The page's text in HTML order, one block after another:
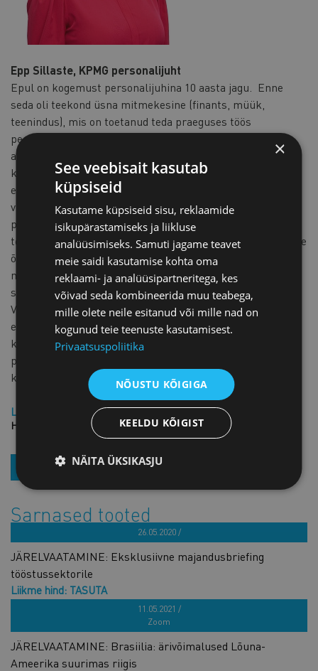
Epp Sillaste, KPMG personalijuht
Epul on kogemust personalijuhina 10 aasta jagu. Enne
seda oli teekond üsna mitmekesine (finants, müük,
teenindus), mis on toetanud teda praeguses töös
personalijuhina. KPMG-s on Epp toimetanud pea kaks
aastat. Tööpõld on lai ja mitmekesine, aga tema suureks
kireks ja fookusteemaks on tulemusjuhtimise kultuuri
edendaja ja juhtide nõustaja roll inimestega seonduvalt. Ta
viib läbi ka juhtide kovisioone ja tegeleb töörahulolu,
pühendumuse ning inimestevaheliste koostöösuhete
toetamise teemadega. Kui aega üle jääb, pakub kolleegidele
õnne- ja tantsukoolitusi. Epp huvitub ja innustub kõigest,
mis puudutab inimeseks olemist ja inimestevahelisi
suhteid.
Veebruarikuises Naisjuhtide Klubis keskendub ta
emotsioonide teemale nii isiklike kui ka naisjuhtidest
kolleegide kogemuste ja pilgu läbi. Räägib lugusid ning
pakub kogemusel tuginevaid nõuandeid emotsioonide
kasutamisest meeskondade juhtimisel.
Liikme hind: 9,00 € + KM
Hind: 19,00 € + KM
REGISTREERU
Sarnased tooted
26.05.2020 /
JÄRELVAATAMINE: Eksklusiivne majandusbriefing
tööstussektorile
Liikme hind: TASUTA
11.05.2021 /
Zoom
JÄRELVAATAMINE: Brasiilia: ärivõimalused Lõuna-
Ameerika suurimas riigis
×
See veebisait kasutab
küpsiseid
Kasutame küpsiseid sisu, reklaamide
isikupärastamiseks ja liikluse
analüüsimiseks. Samuti jagame teavet
meie saidi kasutamise kohta oma
reklaami- ja analüüsipartneritega, kes
võivad seda kombineerida muu teabega,
mille olete neile esitanud või mille nad on
kogunud teie teenuste kasutamisest.
Privaatsuspoliitika
NÕUSTU KÕIGIGA
KEELDU KÕIGIST
NÄITA ÜKSIKASJU